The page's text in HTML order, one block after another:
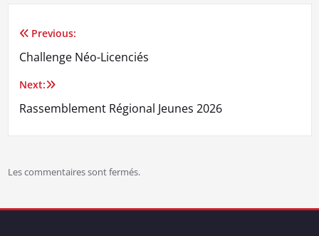
Navigation
de
l’article
Previous:
Challenge Néo-Licenciés
Next:
Rassemblement Régional Jeunes 2026
Les commentaires sont fermés.